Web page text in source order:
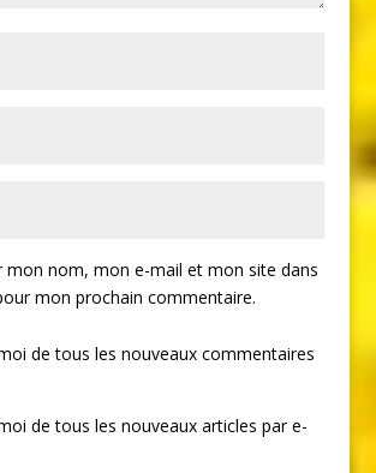
mon nom, mon e-mail et mon site dans
mon prochain commentaire.
de tous les nouveaux commentaires
de tous les nouveaux articles par e-